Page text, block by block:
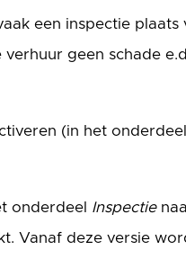
een inspectie
geen schade
(in het onderdeel
onderdeel Inspectie
Vanaf deze versie